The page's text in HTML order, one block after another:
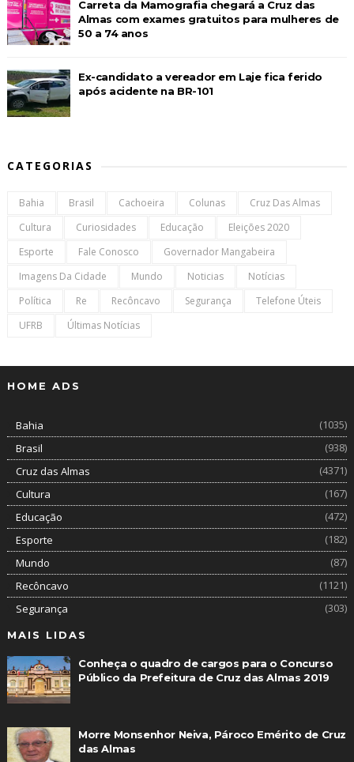
Carreta da Mamografia chegará a Cruz das
Almas com exames gratuitos para mulheres de
50 a 74 anos
Ex-candidato a vereador em Laje fica ferido
após acidente na BR-101
CATEGORIAS
Bahia Brasil Cachoeira Colunas
Cruz Das Almas
Cultura
Curiosidades Educação
Eleições 2020
Esporte
Fale Conosco
Governador Mangabeira
Imagens Da Cidade
Mundo Noticias
Notícias
Política
Re Recôncavo Segurança
Telefone Úteis
UFRB
Últimas Notícias
HOME ADS
Bahia
(1035)
Brasil
(938)
Cruz das Almas
(4371)
Cultura
(167)
Educação
(472)
Esporte
(182)
Mundo
(87)
Recôncavo
(1121)
Segurança
(303)
MAIS LIDAS
Conheça o quadro de cargos para o Concurso
Público da Prefeitura de Cruz das Almas 2019
Morre Monsenhor Neiva, Pároco Emérito de Cruz
das Almas